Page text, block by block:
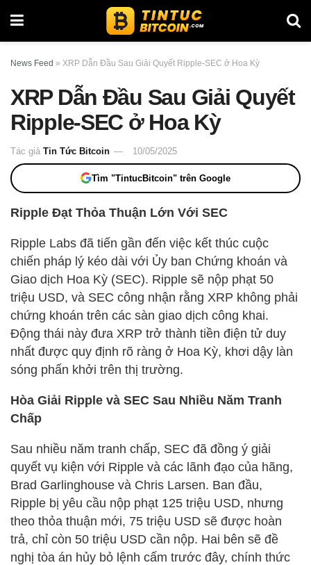
News Feed » XRP Dẫn Đầu Sau Giải Quyết Ripple-SEC ở Hoa Kỳ
XRP Dẫn Đầu Sau Giải Quyết
Ripple-SEC ở Hoa Kỳ
Tác giả Tin Tức Bitcoin 10/05/2025
Tìm "TintucBitcoin" trên Google
Ripple Đạt Thỏa Thuận Lớn Với SEC
Ripple Labs đã tiến gần đến việc kết thúc cuộc
chiến pháp lý kéo dài với Ủy ban Chứng khoán và
Giao dịch Hoa Kỳ (SEC). Ripple sẽ nộp phạt 50
triệu USD, và SEC công nhận rằng XRP không phải
chứng khoán trên các sàn giao dịch công khai.
Động thái này đưa XRP trở thành tiền điện tử duy
nhất được quy định rõ ràng ở Hoa Kỳ, khơi dậy làn
sóng phấn khởi trên thị trường.
Hòa Giải Ripple và SEC Sau Nhiều Năm Tranh
Chấp
Sau nhiều năm tranh chấp, SEC đã đồng ý giải
quyết vụ kiện với Ripple và các lãnh đạo của hãng,
Brad Garlinghouse và Chris Larsen. Ban đầu,
Ripple bị yêu cầu nộp phạt 125 triệu USD, nhưng
theo thỏa thuận mới, 75 triệu USD sẽ được hoàn
trả, chỉ còn 50 triệu USD cần nộp. Hai bên sẽ đề
nghị tòa án hủy bỏ lệnh cấm trước đây, chính thức